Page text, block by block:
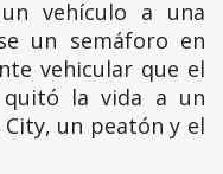
vehículo a una
un semáforo en
vehicular que el
la vida a un
un peatón y el